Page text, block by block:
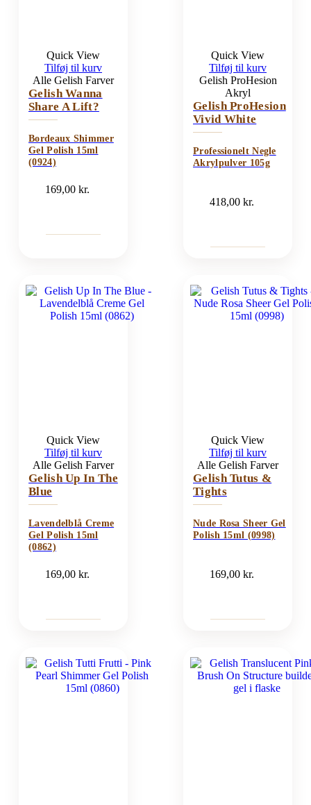
Quick View
Tilføj til kurv
Alle Gelish Farver
Gelish Wanna
Share A Lift?
Bordeaux Shimmer
Gel Polish 15ml
(0924)
169,00kr.
Quick View
Tilføj til kurv
Gelish ProHesion
Akryl
Gelish ProHesion
Vivid White
Professionelt Negle
Akrylpulver 105g
418,00kr.
Quick View
Tilføj til kurv
Alle Gelish Farver
Gelish Up In The
Blue
Lavendelblå Creme
Gel Polish 15ml
(0862)
169,00kr.
Quick View
Tilføj til kurv
Alle Gelish Farver
Gelish Tutus &
Tights
Nude Rosa Sheer Gel
Polish 15ml (0998)
169,00kr.